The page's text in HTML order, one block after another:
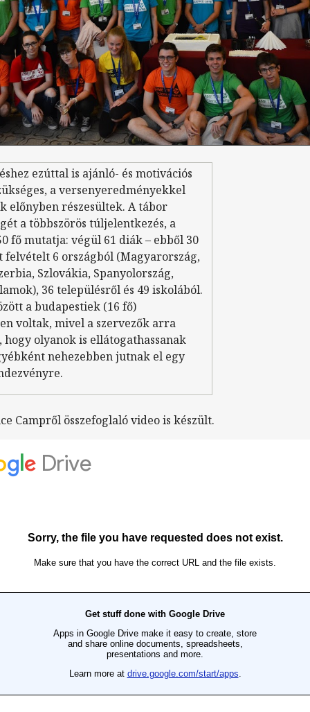
ezúttal is ajánló- és motivációs
a versenyeredményekkel
előnyben részesültek. A tábor
a többszörös túljelentkezés, a
fő mutatja: végül 61 diák – ebből 30
felvételt 6 országból (Magyarország,
Szlovákia, Spanyolország,
36 településről és 49 iskolából.
a budapestiek (16 fő)
voltak, mivel a szervezők arra
olyanok is ellátogathassanak
nehezebben jutnak el egy
Campről összefoglaló video is készült.